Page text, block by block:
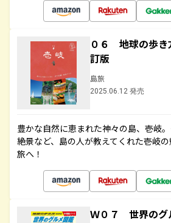
０６ 地球の歩
訂版
島旅
2025.06.12 発売
豊かな自然に恵まれた神々の島、壱岐
絶景など、島の人が教えてくれた壱岐
旅へ！
Ｗ０７ 世界のグ